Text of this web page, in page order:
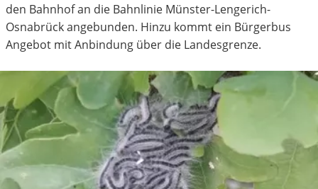
den Bahnhof an die Bahnlinie Münster-Lengerich-
Osnabrück angebunden. Hinzu kommt ein Bürgerbus
Angebot mit Anbindung über die Landesgrenze.